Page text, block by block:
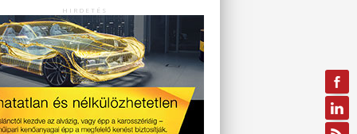
HIRDETÉS